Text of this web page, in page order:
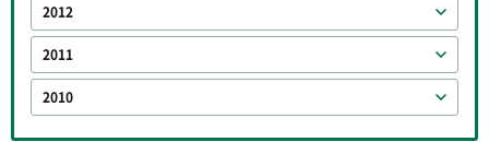
2012
2011
2010